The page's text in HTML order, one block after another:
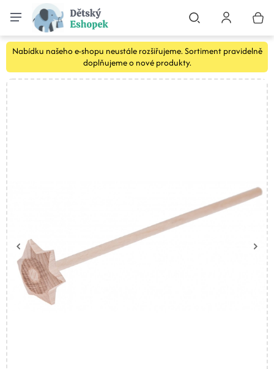
Nabídku našeho e-shopu neustále rozšiřujeme. Sortiment pravidelně
doplňujeme o nové produkty.